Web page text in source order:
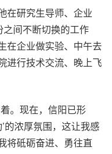
在研究生导师、企业
之间不断切换的工作
在企业做实验、中午去
进行技术交流、晚上飞
。现在，信阳已形
的浓厚氛围，这让我感
将砥砺奋进、勇往直